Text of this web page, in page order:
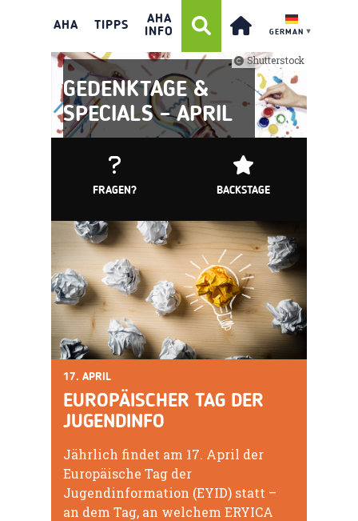
AHA TIPPS
AHA
INFO
GERMAN ▼
Shutterstock
GEDENKTAGE &
SPECIALS – APRIL
FRAGEN? BACKSTAGE
17. APRIL
EUROPÄISCHER TAG DER
JUGENDINFO
Jährlich findet am 17. April der
Europäische Tag der
Jugendinformation (EYID) statt –
an dem Tag, an welchem ERYICA